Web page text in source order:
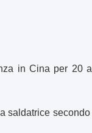
in Cina per 20
saldatrice